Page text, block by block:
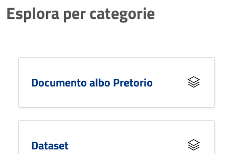
Esplora per categorie
Documento albo Pretorio
Dataset